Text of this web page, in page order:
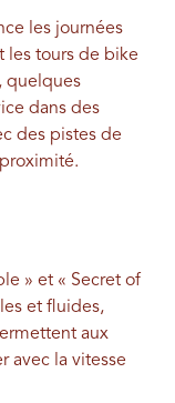
les journées
les tours de bike
quelques
dans des
des pistes de
» et « Secret of
et fluides,
aux
avec la vitesse